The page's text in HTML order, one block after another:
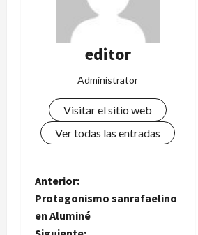
editor
Administrator
Visitar el sitio web
Ver todas las entradas
N
a
Anterior:
Protagonismo sanrafaelino
en Aluminé